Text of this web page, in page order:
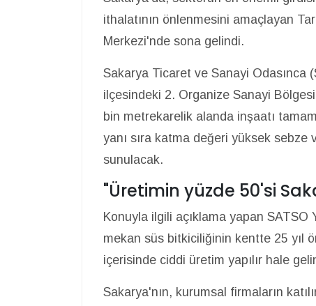
ithalatının önlenmesini amaçlayan
Merkezi'nde sona gelindi.
Sakarya Ticaret ve Sanayi Odasınca
ilçesindeki 2. Organize Sanayi
bin metrekarelik alanda inşaatı
yanı sıra katma değeri yüksek
sunulacak.
"Üretimin yüzde 50'si
Konuyla ilgili açıklama yapan SATSO
mekan süs bitkiciliğinin kentte 25 yıl
içerisinde ciddi üretim yapılır hale
Sakarya'nın, kurumsal firmaların